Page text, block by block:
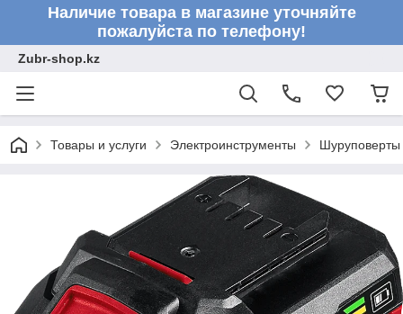
Наличие товара в магазине уточняйте
пожалуйста по телефону!
Zubr-shop.kz
Товары и услуги Электроинструменты Шуруповерты